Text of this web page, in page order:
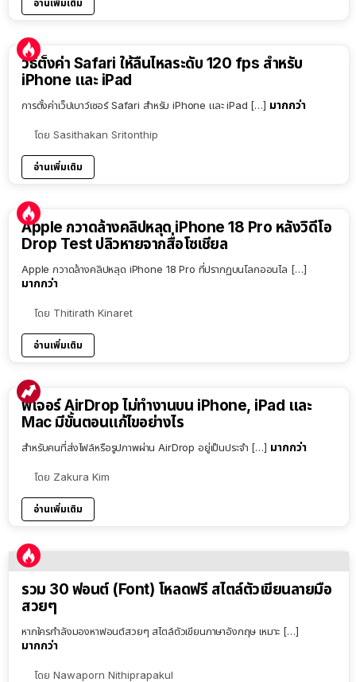
อ่านเพิ่มเติม
วิธีตั้งค่า Safari ให้ลื่นไหลระดับ 120 fps สำหรับ
iPhone และ iPad
การตั้งค่าเว็ปเบาว์เซอร์ Safari สำหรับ iPhone และ iPad […] มากกว่า
โดย Sasithakan Sritonthip
อ่านเพิ่มเติม
Apple กวาดล้างคลิปหลุด iPhone 18 Pro หลังวิดีโอ
Drop Test ปลิวหายจากสื่อโซเชียล
Apple กวาดล้างคลิปหลุด iPhone 18 Pro ที่ปรากฏบนโลกออนไล […]
มากกว่า
โดย Thitirath Kinaret
อ่านเพิ่มเติม
ฟีเจอร์ AirDrop ไม่ทำงานบน iPhone, iPad และ
Mac มีขั้นตอนแก้ไขอย่างไร
สำหรับคนที่ส่งไฟล์หรือรูปภาพผ่าน AirDrop อยู่เป็นประจำ […] มากกว่า
โดย Zakura Kim
อ่านเพิ่มเติม
รวม 30 ฟอนต์ (Font) โหลดฟรี สไตล์ตัวเขียนลายมือ
สวยๆ
หากใครกำลังมองหาฟอนต์สวยๆ สไตล์ตัวเขียนภาษาอังกฤษ เหมาะ […]
มากกว่า
โดย Nawaporn Nithiprapakul